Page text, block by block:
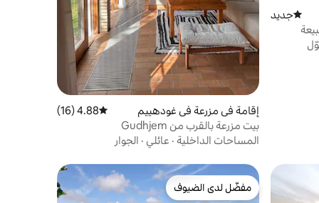
مكان إقامة جديد
جديد
إقامة في مزرعة في غودهييم متوسط التقييم 4.88 من 5، 16 مراجعات
4.88 (16)
بيت مزرعة بالقرب من Gudhjem
المساحات الداخلية · عائلي · الجوار
مفضّل لدى الضيوف
مفضّل لدى الضيوف